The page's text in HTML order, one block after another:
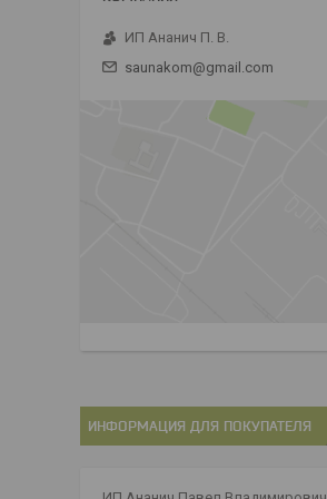
ИП Ананич П. В.
saunakom@gmail.com
ИНФОРМАЦИЯ ДЛЯ ПОКУПАТЕЛЯ